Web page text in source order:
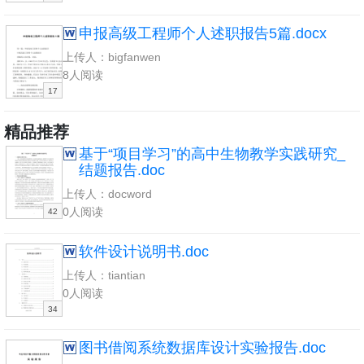
17
申报高级工程师个人述职报告5篇.docx
上传人：bigfanwen
8人阅读
精品推荐
42
基于“项目学习”的高中生物教学实践研究_
结题报告.doc
上传人：docword
0人阅读
34
软件设计说明书.doc
上传人：tiantian
0人阅读
图书借阅系统数据库设计实验报告.doc